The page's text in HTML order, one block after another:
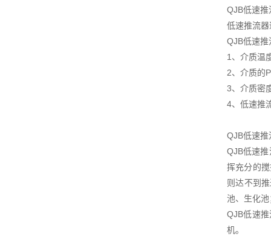
QJB低速
低速推流
QJB低速
1、介质温
2、介质的
3、介质密
4、低速推
QJB低速
QJB低速
挥充分的
则达不到
池、生化
QJB低速
机。